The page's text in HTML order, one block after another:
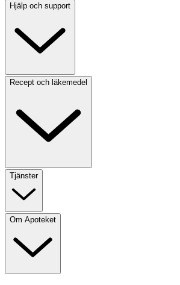
Hjälp och support
Recept och läkemedel
Tjänster
Om Apoteket